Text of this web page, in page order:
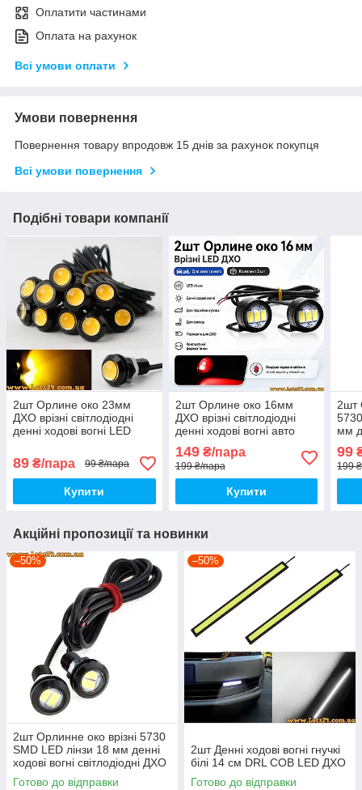
Оплатити частинами
Оплата на рахунок
Всі умови оплати
Умови повернення
Повернення товару впродовж 15 днів за рахунок покупця
Всі умови повернення
Подібні товари компанії
2шт Орлине око 23мм
ДХО врізні світлодіодні
денні ходові вогні LED
кузова салону
89 ₴/пара 99 ₴/пара
Купити
2шт Орлине око 16мм
ДХО врізні світлодіодні
денні ходові вогні авто
мото DRL led лінзи
підсвітка кузова салону
повороти птф дхо
149₴/пара
199 ₴/пара
Купити
2шт
мм
99
199
Акційні пропозиції та новинки
–50%
2шт Орлинне око врізні 5730
SMD LED лінзи 18 мм денні
ходові вогні світлодіодні ДХО
DRL
Готово до відправки
–50%
2шт Денні ходові вогні гнучкі
білі 14 см DRL COB LED ДХО
Готово до відправки